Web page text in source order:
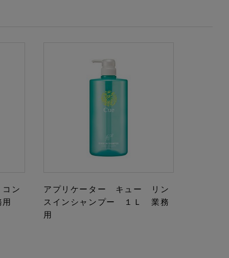
ン
アプリケーター キュー リン
スインシャンプー １Ｌ 業務
用